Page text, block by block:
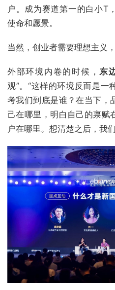
户。成为赛道第一的白小T
使命和愿景。
当然，创业者需要理想主义
外部环境内卷的时候， 东
观”。“这样的环境反而是一
考我们到底是谁？在当下，
己在哪里，明白自己的禀赋
户在哪里。想清楚之后，我